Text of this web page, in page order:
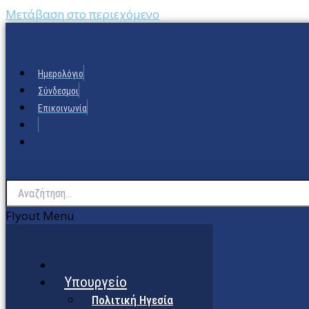
Μετάβαση στο περιεχόμενο
Ημερολόγιο
Σύνδεσμοι
Επικοινωνία
Flyout Menu
Υπουργείο
Πολιτική Ηγεσία